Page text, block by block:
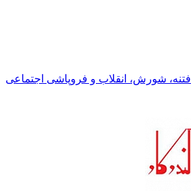
فتنه، شورش، انقلاب و فروپاشى اجتماعى